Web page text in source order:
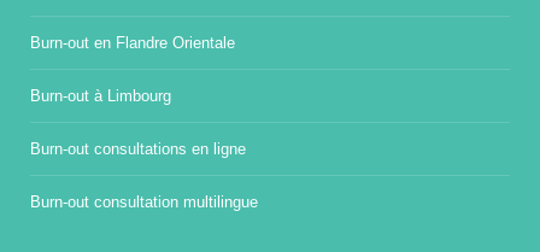
Burn-out en Flandre Orientale
Burn-out à Limbourg
Burn-out consultations en ligne
Burn-out consultation multilingue